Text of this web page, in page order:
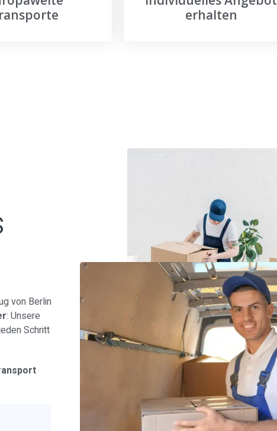
erhalten
von Berlin
: Unsere
Schritt